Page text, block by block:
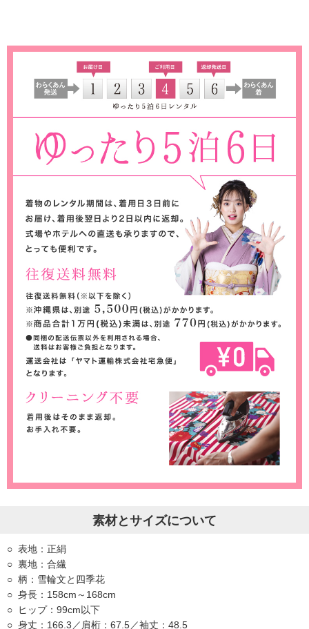
素材とサイズについて
表地：正絹
裏地：合繊
柄：雪輪文と四季花
身長：158cm～168cm
ヒップ：99cm以下
身丈：166.3／肩桁：67.5／袖丈：48.5